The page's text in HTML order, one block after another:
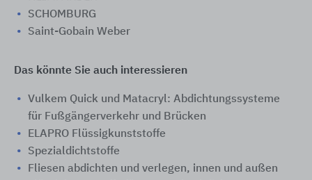
SCHOMBURG
Saint-Gobain Weber
Das könnte Sie auch interessieren
Vulkem Quick und Matacryl: Abdichtungssysteme
für Fußgängerverkehr und Brücken
ELAPRO Flüssigkunststoffe
Spezialdichtstoffe
Fliesen abdichten und verlegen, innen und außen